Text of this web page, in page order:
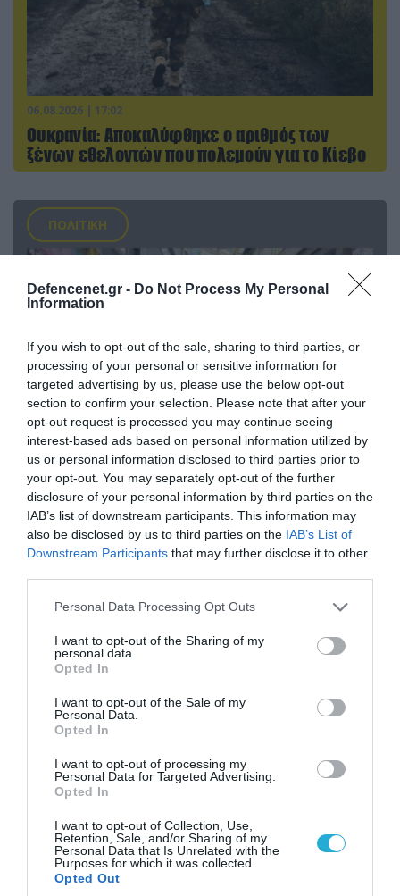
Defencenet.gr - Do Not Process My Personal
Information
If you wish to opt-out of the sale, sharing to third parties, or
processing of your personal or sensitive information for
targeted advertising by us, please use the below opt-out
section to confirm your selection. Please note that after your
opt-out request is processed you may continue seeing
interest-based ads based on personal information utilized by
us or personal information disclosed to third parties prior to
your opt-out. You may separately opt-out of the further
disclosure of your personal information by third parties on the
IAB’s list of downstream participants. This information may
also be disclosed by us to third parties on the IAB’s List of
Downstream Participants that may further disclose it to other
Please note that this website/app uses one or more Google
not limited to your visit or usage behaviour. You may click to
grant or deny consent to Google and its third-party tags to
use your data for below specified purposes in below Google
consent section.
Personal Data Processing Opt Outs
I want to opt-out of the Sharing of my
personal data.
Opted In
I want to opt-out of the Sale of my
Personal Data.
Opted In
I want to opt-out of processing my
Personal Data for Targeted Advertising.
Opted In
I want to opt-out of Collection, Use,
Retention, Sale, and/or Sharing of my
Personal Data that Is Unrelated with the
Purposes for which it was collected.
Opted Out
06.08.2026 | 17:02
Ουκρανία: Αποκαλύφθηκε ο αριθμός των
ξένων εθελοντών που πολεμούν για το Κίεβο
ΠΟΛΙΤΙΚΗ
06.08.2026 | 14:02
«Επιχείρηση ελεύθερα πεζοδρόμια» στην
Αθήνα: Απομακρύνθηκαν παράνομα
αντικείμενα από κοινόχρηστους χώρους
06.08.2026 | 09:03
τα ζώα που χάθηκαν στις πυρκαγιές της
Αττικής (φωτο)